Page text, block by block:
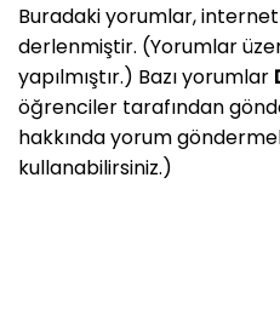
Buradaki yorumlar,
derlenmiştir. (Yorumlar
yapılmıştır.) Bazı yorumlar
öğrenciler tarafından
hakkında yorum
kullanabilirsiniz.)